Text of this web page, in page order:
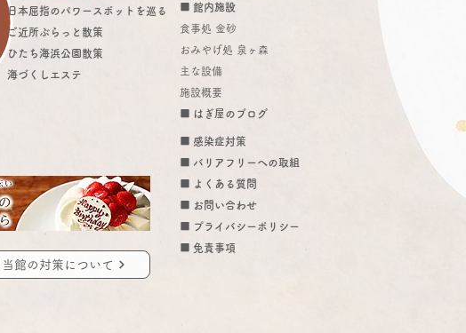
日立市くらし応援商品券 売
店・ランチ・入浴に使えま
す！～8/31
日本屈指のパワースポットを巡る
ご近所ぶらっと散策
ひたち海浜公園散策
海づくしエステ
館の対策について
■ 館内施設
食事処 金砂
おみやげ処 泉ヶ森
​主な設備
施設概要
■ はぎ屋のブログ
■ 感染症対策
■ バリアフリーへの取組
■ よくある質問
​​■ お問い合わせ
■ プライバシーポリシー
■ 免責事項